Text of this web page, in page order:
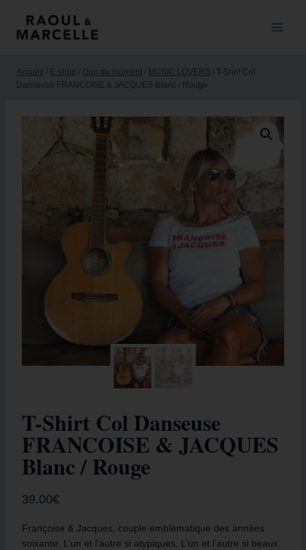
Accueil / E-shop / Duo du moment / MUSIC LOVERS / T-Shirt Col
Danseuse FRANCOISE & JACQUES Blanc / Rouge
T-Shirt Col Danseuse
FRANCOISE & JACQUES
Blanc / Rouge
39.00€
Françoise & Jacques, couple emblématique des années
soixante. L’un et l’autre si atypiques. L’un et l’autre si beaux.